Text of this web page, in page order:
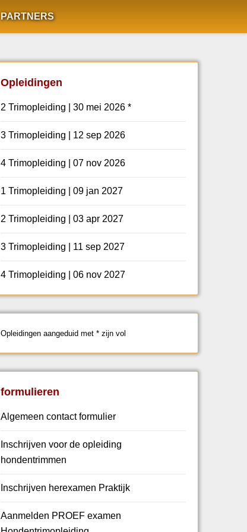
PARTNERS
Opleidingen
2 Trimopleiding | 30 mei 2026 *
3 Trimopleiding | 12 sep 2026
4 Trimopleiding | 07 nov 2026
1 Trimopleiding | 09 jan 2027
2 Trimopleiding | 03 apr 2027
3 Trimopleiding | 11 sep 2027
4 Trimopleiding | 06 nov 2027
Opleidingen aangeduid met * zijn vol
formulieren
Algemeen contact formulier
Inschrijven voor de opleiding
hondentrimmen
Inschrijven herexamen Praktijk
Aanmelden PROEF examen